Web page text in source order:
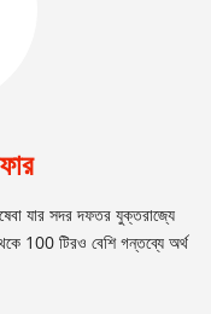
যার সদর দফতর যুক্তরাজ্যে
100 টিরও বেশি গন্তব্যে অর্থ